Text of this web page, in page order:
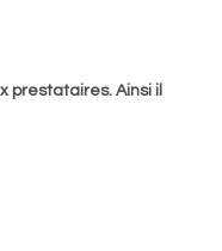
prestataires. Ainsi il